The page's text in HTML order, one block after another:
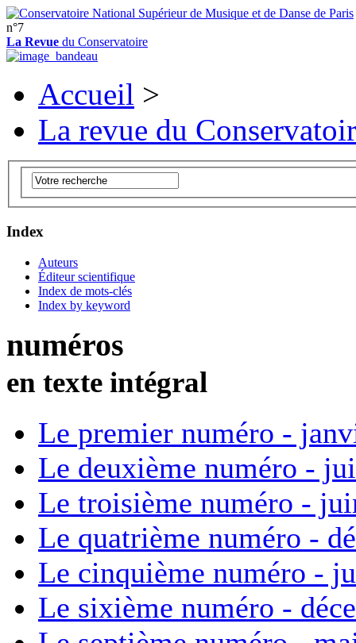
n°7
La Revue du Conservatoire
Accueil >
La revue du
Index
Auteurs
Éditeur scientifique
Index de mots-clés
Index by keyword
numéros
en texte intégral
Le premier numéro -
Le deuxième numéro -
Le troisième numéro -
Le quatrième numéro -
Le cinquième numéro -
Le sixième numéro -